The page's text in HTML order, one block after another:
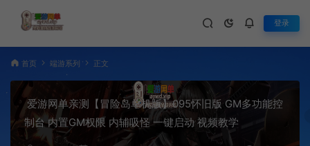
登录
首页 端游系列 正文
爱游网单亲测【冒险岛单机版】095怀旧版 GM多功能控
制台 内置GM权限 内辅吸怪 一键启动 视频教学